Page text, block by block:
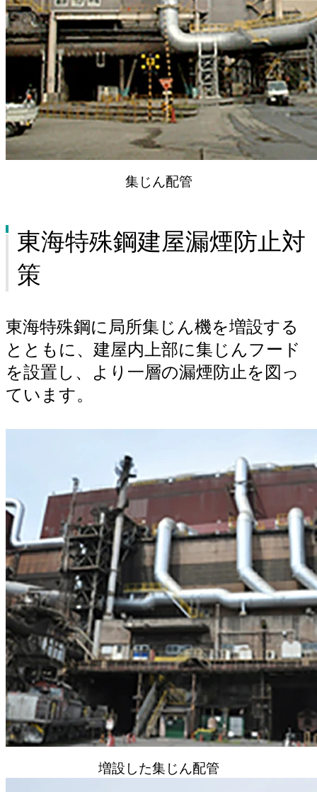
集じん配管
東海特殊鋼建屋漏煙防止対
策
東海特殊鋼に局所集じん機を増設する
とともに、建屋内上部に集じんフード
を設置し、より一層の漏煙防止を図っ
ています。
増設した集じん配管